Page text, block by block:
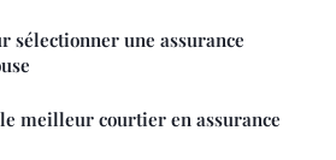
sélectionner une assurance
meilleur courtier en assurance